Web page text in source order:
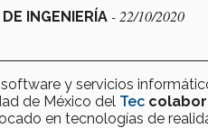
INGENIERÍA - 22/10/2020
y servicios
de México del Tec
en tecnologías de